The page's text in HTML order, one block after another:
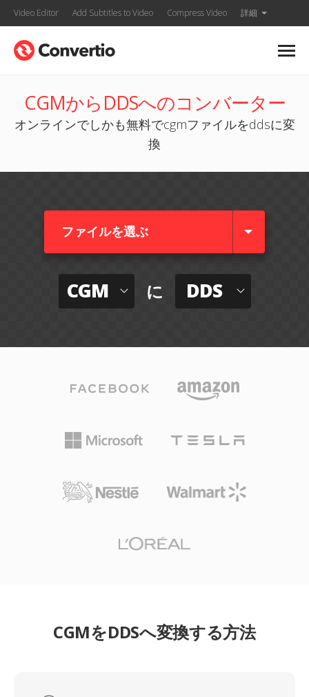
Video Editor Add Subtitles to Video Compress Video 詳細
CGMからDDSへのコンバーター
オンラインでしかも無料でcgmファイルをddsに変
換
ファイルを選ぶ
CGM に DDS
CGMをDDSへ変換する方法